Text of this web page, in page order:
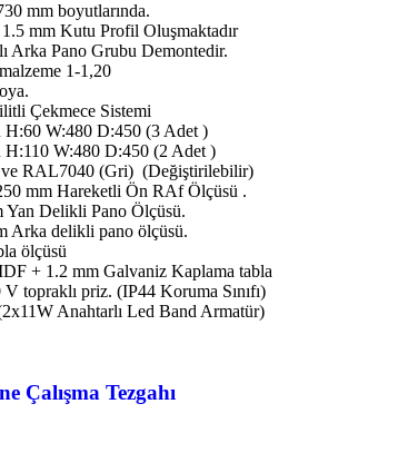
mm boyutlarında.
mm Kutu Profil Oluşmaktadır
Arka Pano Grubu Demontedir.
1-1,20
Çekmece Sistemi
H:60 W:480 D:450 (3 Adet )
W:480 D:450 (2 Adet )
RAL7040 (Gri) (Değiştirilebilir)
mm Hareketli Ön RAf Ölçüsü .
Yan Delikli Pano Ölçüsü.
Arka delikli pano ölçüsü.
ölçüsü
+ 1.2 mm Galvaniz Kaplama tabla
V topraklı priz. (IP44 Koruma Sınıfı)
Anahtarlı Led Band Armatür)
Çalışma Tezgahı